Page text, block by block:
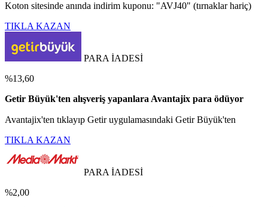
Koton sitesinde anında indirim kuponu: "AVJ40" (tırnaklar hariç)
TIKLA KAZAN
PARA İADESİ
%13,60
Getir Büyük'ten alışveriş yapanlara Avantajix para ödüyor
Avantajix'ten tıklayıp Getir uygulamasındaki Getir Büyük'ten
TIKLA KAZAN
PARA İADESİ
%2,00